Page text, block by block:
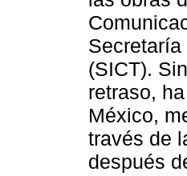
(SICT).
retraso,
México,
través de
después